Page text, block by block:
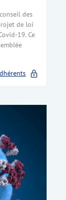
des
de loi
19. Ce